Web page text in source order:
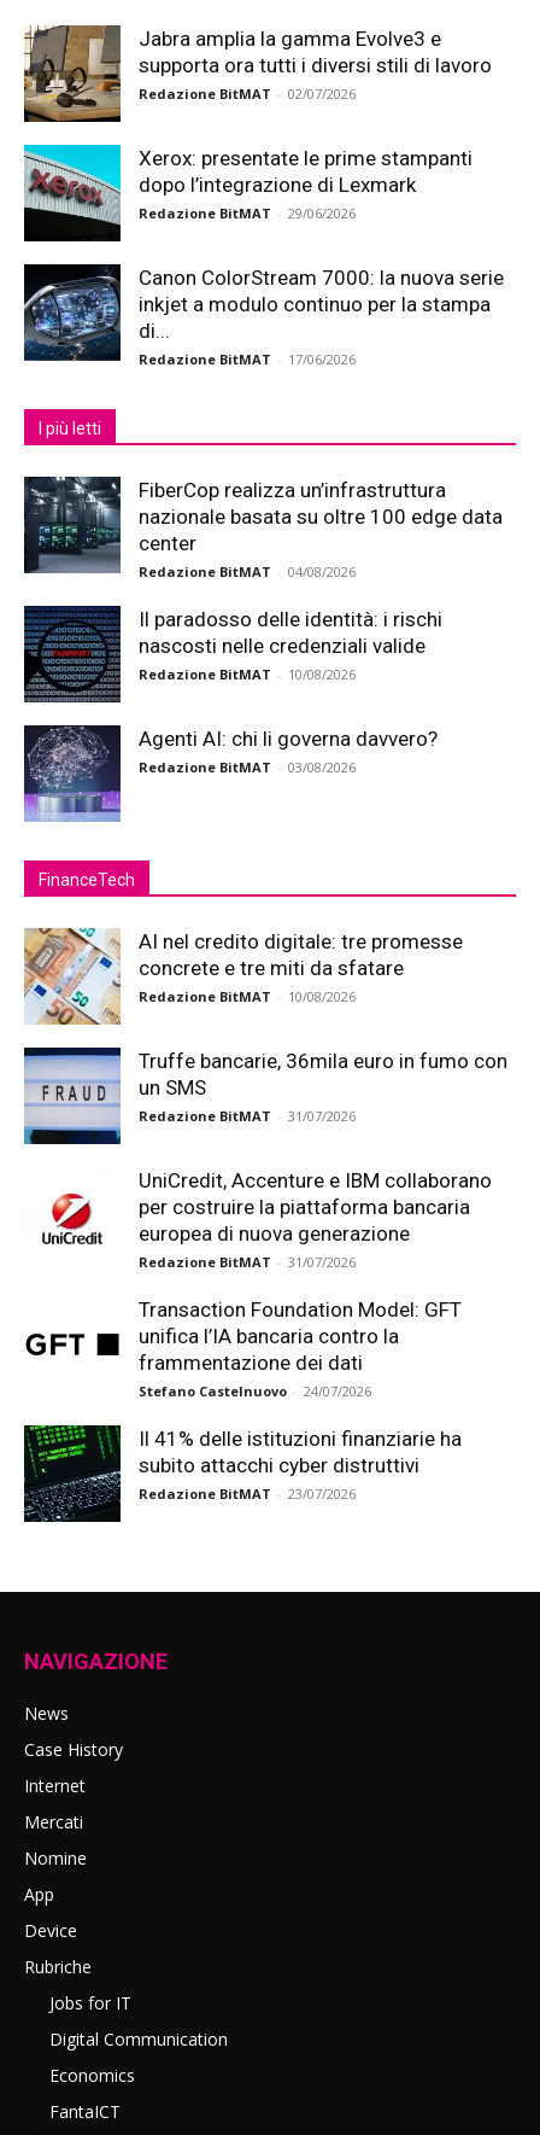
Jabra amplia la gamma Evolve3 e
supporta ora tutti i diversi stili di lavoro
Redazione BitMAT - 02/07/2026
Xerox: presentate le prime stampanti
dopo l’integrazione di Lexmark
Redazione BitMAT - 29/06/2026
Canon ColorStream 7000: la nuova serie
inkjet a modulo continuo per la stampa
di...
Redazione BitMAT - 17/06/2026
I più letti
FiberCop realizza un’infrastruttura
nazionale basata su oltre 100 edge data
center
Redazione BitMAT - 04/08/2026
Il paradosso delle identità: i rischi
nascosti nelle credenziali valide
Redazione BitMAT - 10/08/2026
Agenti AI: chi li governa davvero?
Redazione BitMAT - 03/08/2026
FinanceTech
AI nel credito digitale: tre promesse
concrete e tre miti da sfatare
Redazione BitMAT - 10/08/2026
Truffe bancarie, 36mila euro in fumo con
un SMS
Redazione BitMAT - 31/07/2026
UniCredit, Accenture e IBM collaborano
per costruire la piattaforma bancaria
europea di nuova generazione
Redazione BitMAT - 31/07/2026
Transaction Foundation Model: GFT
unifica l’IA bancaria contro la
frammentazione dei dati
Stefano Castelnuovo - 24/07/2026
Il 41% delle istituzioni finanziarie ha
subito attacchi cyber distruttivi
Redazione BitMAT - 23/07/2026
NAVIGAZIONE
News
Case History
Internet
Mercati
Nomine
App
Device
Rubriche
Jobs for IT
Digital Communication
Economics
FantaICT